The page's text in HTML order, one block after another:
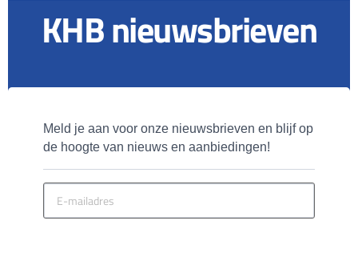
KHB nieuwsbrieven
Meld je aan voor onze nieuwsbrieven en blijf op
de hoogte van nieuws en aanbiedingen!